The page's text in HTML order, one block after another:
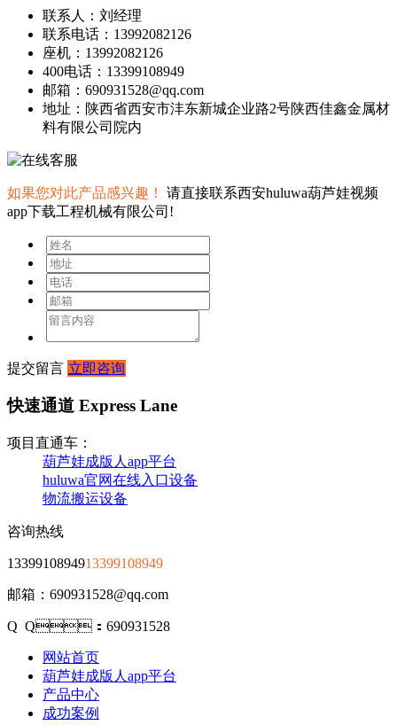
联系人：刘经理
联系电话：13992082126
座机：13992082126
400电话：13399108949
邮箱：690931528@qq.com
地址：陕西省西安市沣东新城企业路2号陕西佳鑫金属材
料有限公司院内
如果您对此产品感兴趣！
请直接联系西安huluwa葫芦娃视频
app下载工程机械有限公司!
提交留言 立即咨询
快速通道 Express Lane
项目直通车：
葫芦娃成版人app平台
huluwa官网在线入口设备
物流搬运设备
咨询热线
1339910894913399108949
邮箱：690931528@qq.com
Q Q：690931528
网站首页
葫芦娃成版人app平台
产品中心
成功案例